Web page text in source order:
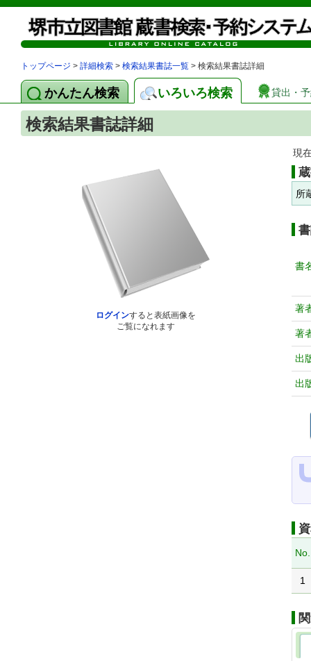
トップページ > 詳細検索 > 検索結果書誌一覧 > 検索結果書誌詳細
かんたん検索 いろいろ検索 貸出・
検索結果書誌詳細
ログインすると表紙画像を
ご覧になれます
現
所
書
著
著
出
出
No.
1